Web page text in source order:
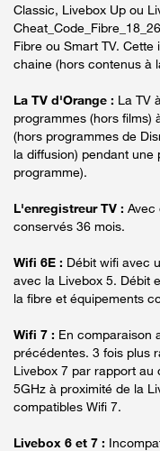
Classic, Livebox Up ou
Fibre ou Smart TV.
chaine (hors contenus à
La TV d'Orange : La TV
programmes (hors films)
(hors programmes de
la diffusion) pendant
programme).
L'enregistreur TV : Avec
conservés 36 mois.
Wifi 6E : Débit wifi avec
avec la Livebox 5. Débit
la fibre et équipements
Wifi 7 : En comparaison
précédentes. 3 fois plus
Livebox 7 par rapport au
5GHz à proximité de la
compatibles Wifi 7.
Livebox 6 et 7 :